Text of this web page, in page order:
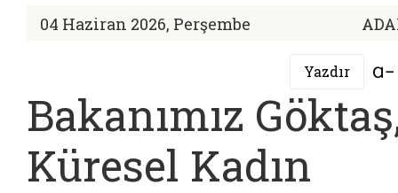
04 Haziran 2026, Perşembe
Yazdır
Bakanımız
Küresel Kadın